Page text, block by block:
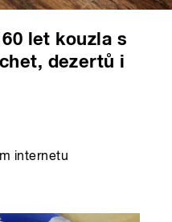
let kouzla s
dezertů i
internetu